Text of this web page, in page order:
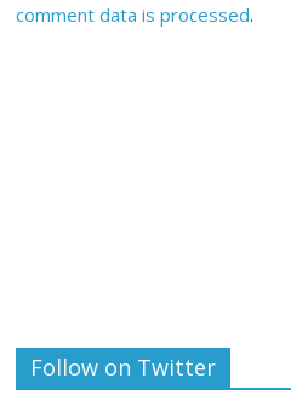
comment data is processed.
Follow on Twitter